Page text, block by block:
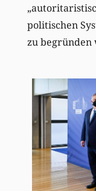
politischen
zu begründen